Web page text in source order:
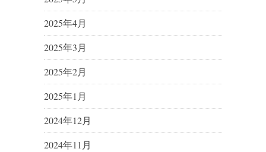
2025年4月
2025年3月
2025年2月
2025年1月
2024年12月
2024年11月